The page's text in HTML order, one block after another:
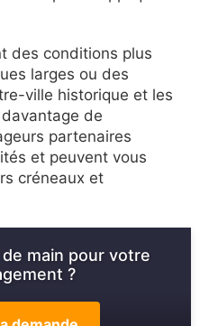
des conditions plus
larges ou des
ville historique et les
de
partenaires
et peuvent vous
créneaux et
main pour votre
?